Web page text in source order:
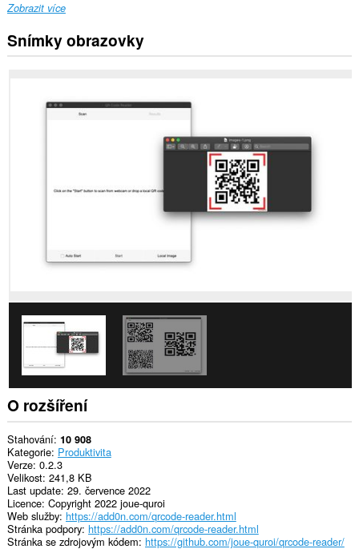
Zobrazit více
Snímky obrazovky
O rozšíření
Stahování 10 908
Kategorie Produktivita
Verze 0.2.3
Velikost 241,8 KB
Last update 29. července 2022
Licence Copyright 2022 joue-quroi
Web služby https://add0n.com/qrcode-reader.html
Stránka podpory https://add0n.com/qrcode-reader.html
Stránka se zdrojovým kódem https://github.com/joue-quroi/qrcode-reader/